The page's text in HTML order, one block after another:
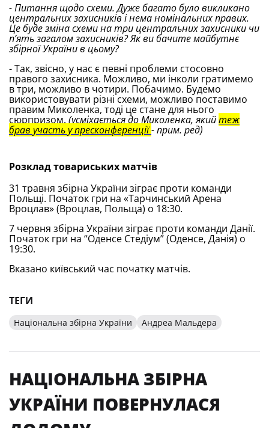
- Питання щодо схеми. Дуже багато було викликано
центральних захисників і нема номінальних правих.
Це буде зміна схеми на три центральних захисники чи
п’ять загалом захисників? Як ви бачите майбутнє
збірної України в цьому?
- Так, звісно, у нас є певні проблеми стосовно
правого захисника. Можливо, ми інколи гратимемо
в три, можливо в чотири. Побачимо. Будемо
використовувати різні схеми, можливо поставимо
правим Миколенка, тоді це стане для нього
сюрпризом. (усміхається до Миколенка, якийтеж
брав участь у пресконференції- прим. ред)
Розклад товариських матчів
31 травня збірна України зіграє проти команди
Польщі. Початок гри на «Тарчинський Арена
Вроцлав» (Вроцлав, Польща) о 18:30.
7 червня збірна України зіграє проти команди Данії.
Початок гри на “Оденсе Стедіум” (Оденсе, Данія) о
19:30.
Вказано київський час початку матчів.
ТЕГИ
Національна збірна України Андреа Мальдера
НАЦІОНАЛЬНА ЗБІРНА
УКРАЇНИ ПОВЕРНУЛАСЯ